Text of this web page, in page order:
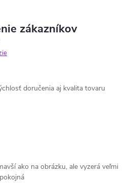
zákazníkov
doručenia aj kvalita tovaru
ako na obrázku, ale vyzerá veľmi